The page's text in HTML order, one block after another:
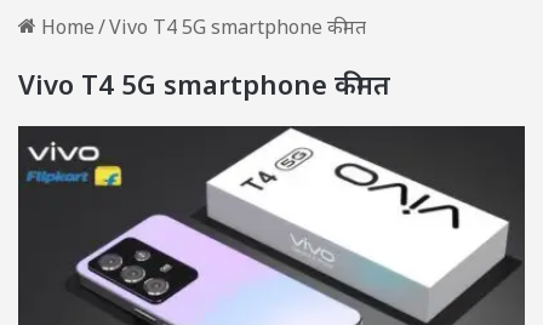
Home/Vivo T4 5G smartphone कीमत
Vivo T4 5G smartphone कीमत